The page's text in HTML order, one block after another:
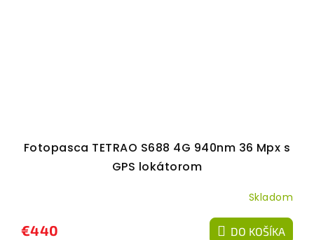
Fotopasca TETRAO S688 4G 940nm 36 Mpx s
GPS lokátorom
Skladom
€440 DO KOŠÍKA